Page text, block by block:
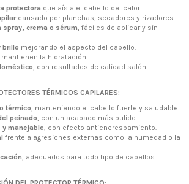
protectora que aísla el cabello del calor.
causado por planchas, secadores y rizadores.
crema o sérum, fáciles de aplicar y sin
brillo mejorando el aspecto del cabello.
mantienen la hidratación.
, con resultados de calidad salón.
TÉRMICOS CAPILARES:
térmico, manteniendo el cabello fuerte y saludable.
peinado, con un acabado más pulido.
y manejable, con efecto antiencrespamiento.
frente a agresiones externas como la humedad o la
, adecuados para todo tipo de cabellos.